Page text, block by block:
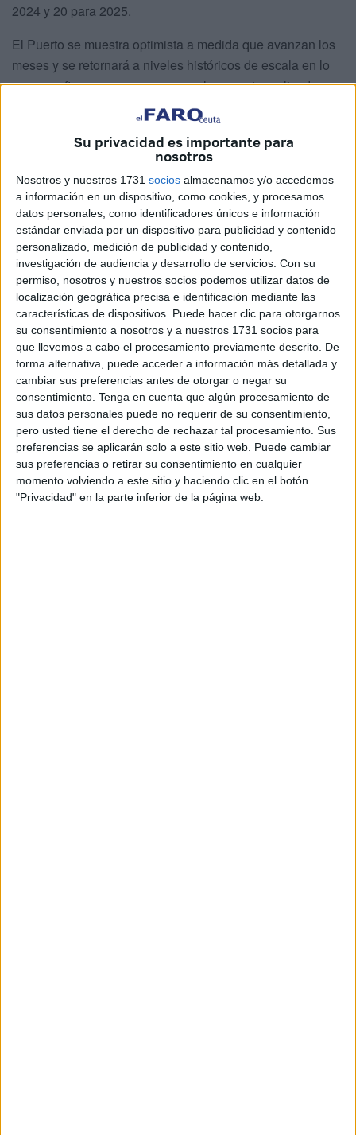
Su privacidad es importante para
nosotros
Nosotros y nuestros 1731 socios almacenamos y/o accedemos
a información en un dispositivo, como cookies, y procesamos
datos personales, como identificadores únicos e información
estándar enviada por un dispositivo para publicidad y contenido
personalizado, medición de publicidad y contenido,
investigación de audiencia y desarrollo de servicios. Con su
permiso, nosotros y nuestros socios podemos utilizar datos de
localización geográfica precisa e identificación mediante las
características de dispositivos. Puede hacer clic para otorgarnos
su consentimiento a nosotros y a nuestros 1731 socios para
que llevemos a cabo el procesamiento previamente descrito. De
forma alternativa, puede acceder a información más detallada y
cambiar sus preferencias antes de otorgar o negar su
consentimiento. Tenga en cuenta que algún procesamiento de
sus datos personales puede no requerir de su consentimiento,
pero usted tiene el derecho de rechazar tal procesamiento. Sus
preferencias se aplicarán solo a este sitio web. Puede cambiar
sus preferencias o retirar su consentimiento en cualquier
momento volviendo a este sitio y haciendo clic en el botón
"Privacidad" en la parte inferior de la página web.
2024 y 20 para 2025.
El Puerto se muestra optimista a medida que avanzan los
meses y se retornará a niveles históricos de escala en lo
que se refiere a cruceros, aunque la apuesta realizada por
la Autoridad Portuaria de Ceuta, en esta y otras áreas de
actividad, que generan crecimiento no solo para el propio
Puerto, sino también para la ciudad, es preciso tenerla en
El Puerto de Ceuta acoge una
evolución positiva con un número
de escalas de cruceros creciente